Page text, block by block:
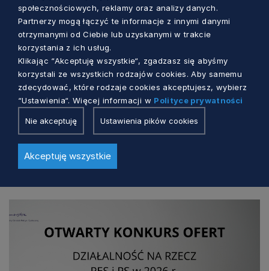
EKONOMIA SPOŁECZNA
Czwarte Święto Pomorskiej Ekonomii
Społecznej za nami!
Marcin Mielewczyk
społecznościowych, reklamy oraz analizy danych.
Partnerzy mogą łączyć te informacje z innymi danymi
otrzymanymi od Ciebie lub uzyskanymi w trakcie
korzystania z ich usług.
Klikając “Akceptuję wszystkie“, zgadzasz się abyśmy
korzystali ze wszystkich rodzajów cookies. Aby samemu
zdecydować, które rodzaje cookies akceptujesz, wybierz
“Ustawienia“. Więcej informacji w Polityce prywatności
Nie akceptuję Ustawienia pików cookies
Akceptuję wszystkie